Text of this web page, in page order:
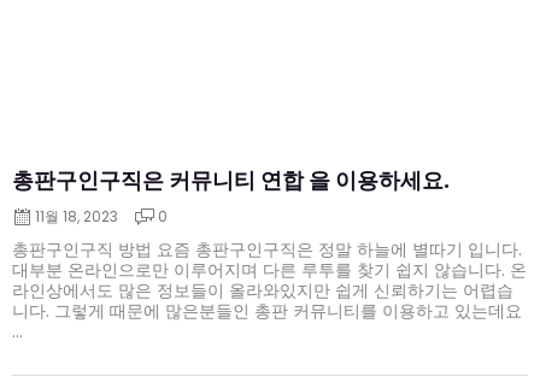
총판구인구직은 커뮤니티 연합 을 이용하세요.
11월 18, 2023 0
총판구인구직 방법 요즘 총판구인구직은 정말 하늘에 별따기 입니다.
대부분 온라인으로만 이루어지며 다른 루투를 찾기 쉽지 않습니다. 온
라인상에서도 많은 정보들이 올라와있지만 쉽게 신뢰하기는 어렵습
니다. 그렇게 때문에 많은분들인 총판 커뮤니티를 이용하고 있는데요
...